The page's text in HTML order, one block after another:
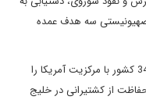
صهیونیستی سه هدف عمده
خروج امارات متحده عربی از کارگروه نظامی که 34 کشور با مرکزیت آمریکا را
از کشتیرانی در خلیج